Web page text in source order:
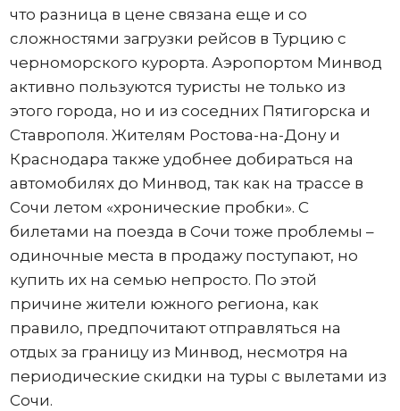
что разница в цене связана еще и со
сложностями загрузки рейсов в Турцию с
черноморского курорта. Аэропортом Минвод
активно пользуются туристы не только из
этого города, но и из соседних Пятигорска и
Ставрополя. Жителям Ростова-на-Дону и
Краснодара также удобнее добираться на
автомобилях до Минвод, так как на трассе в
Сочи летом «хронические пробки». С
билетами на поезда в Сочи тоже проблемы –
одиночные места в продажу поступают, но
купить их на семью непросто. По этой
причине жители южного региона, как
правило, предпочитают отправляться на
отдых за границу из Минвод, несмотря на
периодические скидки на туры с вылетами из
Сочи.